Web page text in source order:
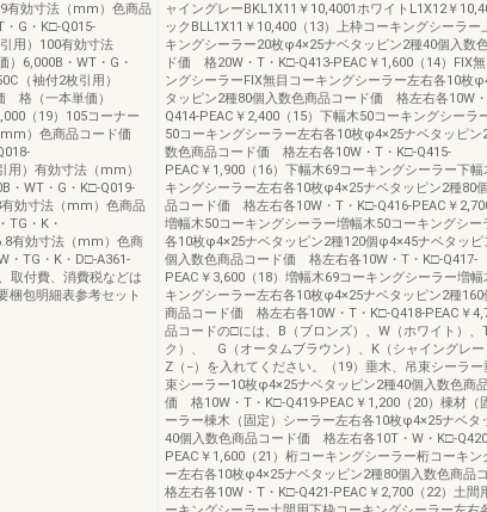
有効寸法（mm）色商品
G・K□-Q015-
用）100有効寸法
6,000B・WT・G・
（袖付2枚引用）
格（一本単価）
（19）105コーナー
mm）色商品コード価
用）有効寸法（mm）
・WT・G・K□-Q019-
有効寸法（mm）色商品
TG・K・
有効寸法（mm）色商
・TG・K・D□-A361-
取付費、消費税などは
梱包明細表参考セット
ャイングレーBKL1X11￥10,4001ホワイトL1X12￥
ックBLL1X11￥10,400（13）上枠コーキングシーラー
キングシーラー20枚φ4×25ナベタッピン2種40個入数
ド価 格20W・T・K□-Q413-PEAC￥1,600（14）FIX
ングシーラーFIX無目コーキングシーラー左右各10枚
タッピン2種80個入数色商品コード価 格左右各10W
Q414-PEAC￥2,400（15）下幅木50コーキングシーラ
50コーキングシーラー左右各10枚φ4×25ナベタッピン
数色商品コード価 格左右各10W・T・K□-Q415-
PEAC￥1,900（16）下幅木69コーキングシーラー下幅
キングシーラー左右各10枚φ4×25ナベタッピン2種80
品コード価 格左右各10W・T・K□-Q416-PEAC￥2,700
増幅木50コーキングシーラー増幅木50コーキングシー
各10枚φ4×25ナベタッピン2種120個φ4×45ナベタッピ
個入数色商品コード価 格左右各10W・T・K□-Q417-
PEAC￥3,600（18）増幅木69コーキングシーラー増幅
キングシーラー左右各10枚φ4×25ナベタッピン2種160
商品コード価 格左右各10W・T・K□-Q418-PEAC￥
品コードの□には、B（ブロンズ）、W（ホワイト）、
ク）、 G（オータムブラウン）、K（シャイングレー
Z（−）を入れてください。（19）垂木、吊束シーラー
束シーラー10枚φ4×25ナベタッピン2種40個入数色商
価 格10W・T・K□-Q419-PEAC￥1,200（20）棟材（
ーラー棟木（固定）シーラー左右各10枚φ4×25ナベタ
40個入数色商品コード価 格左右各10T・W・K□-
PEAC￥1,600（21）桁コーキングシーラー桁コーキン
ー左右各10枚φ4×25ナベタッピン2種80個入数色商品
格左右各10W・T・K□-Q421-PEAC￥2,700（22）土間